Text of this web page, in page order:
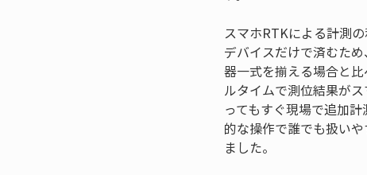
スマホRTKによる計測
デバイスだけで済むた
器一式を揃える場合と
ルタイムで測位結果が
ってもすぐ現場で追加
的な操作で誰でも扱い
ました。